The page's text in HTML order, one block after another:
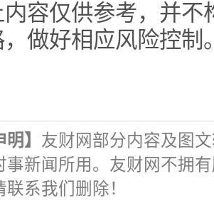
内容仅供参考，并
，做好相应风险控制
明】 友财网部分内容及图
事新闻所用。友财网不拥
系我们删除！